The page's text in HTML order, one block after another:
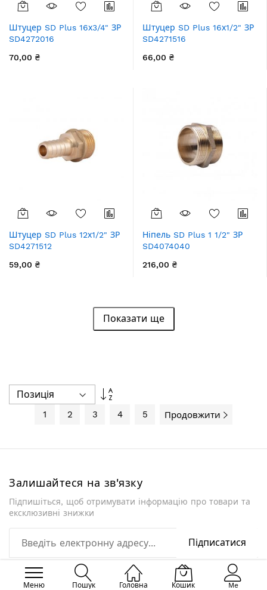
Меню Пошук Головна Кошик Me
Штуцер SD Plus 16х3/4" ЗР
SD4272016
70,00 ₴
Штуцер SD Plus 16х1/2" ЗР
SD4271516
66,00 ₴
Штуцер SD Plus 12х1/2" ЗР
SD4271512
59,00 ₴
Ніпель SD Plus 1 1/2" ЗР
SD4074040
216,00 ₴
Показати ще
Сортувати
порядку
1 2 3 4 5 Продовжити
Залишайтеся на зв'язку
Підпишіться, щоб отримувати інформацію про товари та
ексклюзивні знижки
Підписатися